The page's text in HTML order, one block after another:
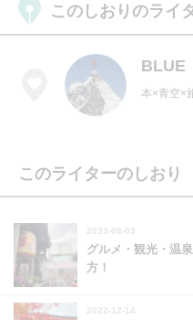
このしおりのライ
BLUE
本×青空×
このライターのしおり
2023-08-03
グルメ・観光・温
方！
2022-12-14